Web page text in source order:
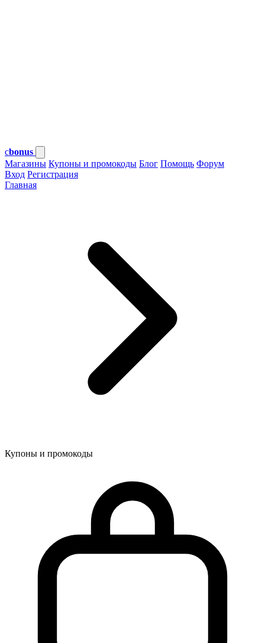
cbonus
Магазины Купоны и промокоды Блог Помощь Форум
Вход Регистрация
Главная
Купоны и промокоды